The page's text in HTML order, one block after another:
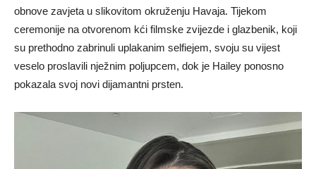
obnove zavjeta u slikovitom okruženju Havaja. Tijekom
ceremonije na otvorenom kći filmske zvijezde i glazbenik, koji
su prethodno zabrinuli uplakanim selfiejem, svoju su vijest
veselo proslavili nježnim poljupcem, dok je Hailey ponosno
pokazala svoj novi dijamantni prsten.